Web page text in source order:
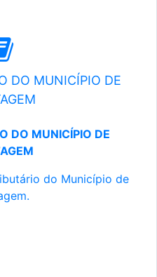
DO MUNICÍPIO DE
DO MUNICÍPIO DE
do Município de